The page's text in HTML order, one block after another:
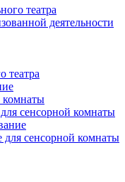
театра
деятельности
театра
комнаты
сенсорной комнаты
для сенсорной комнаты